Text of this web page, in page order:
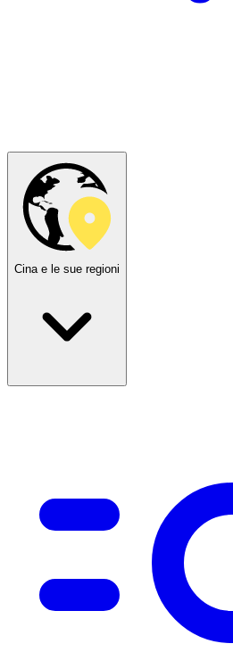
Cina e le sue regioni